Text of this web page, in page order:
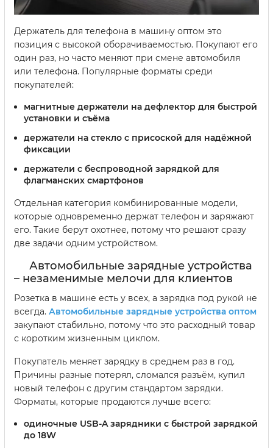
Держатель для телефона в машину оптом это
позиция с высокой оборачиваемостью. Покупают его
один раз, но часто меняют при смене автомобиля
или телефона. Популярные форматы среди
покупателей:
магнитные держатели на дефлектор для быстрой
установки и съёма
держатели на стекло с присоской для надёжной
фиксации
держатели с беспроводной зарядкой для
флагманских смартфонов
Отдельная категория комбинированные модели,
которые одновременно держат телефон и заряжают
его. Такие берут охотнее, потому что решают сразу
две задачи одним устройством.
Автомобильные зарядные устройства
– незаменимые мелочи для клиентов
Розетка в машине есть у всех, а зарядка под рукой не
всегда. Автомобильные зарядные устройства оптом
закупают стабильно, потому что это расходный товар
с коротким жизненным циклом.
Покупатель меняет зарядку в среднем раз в год.
Причины разные потерял, сломался разъём, купил
новый телефон с другим стандартом зарядки.
Форматы, которые продаются лучше всего:
одиночные USB-A зарядники с быстрой зарядкой
до 18W